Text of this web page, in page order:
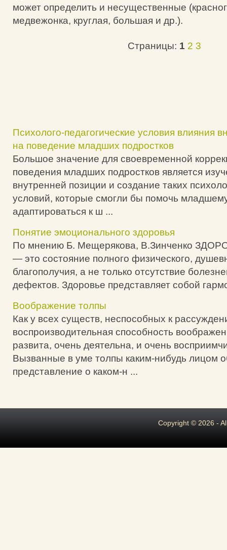
может определить и несущественные
медвежонка, круглая, большая и др.).
Страницы: 1 2 3
Психолого-педагогические условия влияния
на поведение младших подростков
Большое значение для своевременной
поведения младших подростков является
внутренней позиции и создание таких
условий, которые смогли бы помочь
адаптироваться к ш ...
Понятие эмоционального здоровья
По мнению Б. Мещерякова, В.Зинченко
— это состояние полного физического,
благополучия, а не только отсутствие
дефектов. Здоровье представляет собой
Воображение толпы
Как у всех существ, неспособных к
воспроизводительная способность
развита, очень деятельна, и очень
Вызванные в уме толпы каким-нибудь лицом
представление о каком-н ...
Copyright © 2026 -